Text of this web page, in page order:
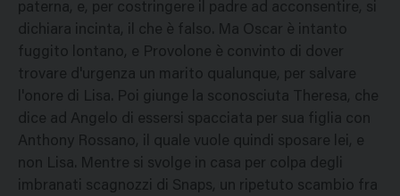
paterna, e, per costringere il padre ad acconsentire, si
dichiara incinta, il che è falso. Ma Oscar è intanto
fuggito lontano, e Provolone è convinto di dover
trovare d'urgenza un marito qualunque, per salvare
l'onore di Lisa. Poi giunge la sconosciuta Theresa, che
dice ad Angelo di essersi spacciata per sua figlia con
Anthony Rossano, il quale vuole quindi sposare lei, e
non Lisa. Mentre si svolge in casa per colpa degli
imbranati scagnozzi di Snaps, un ripetuto scambio fra